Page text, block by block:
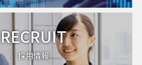
RECRUIT
採用情報